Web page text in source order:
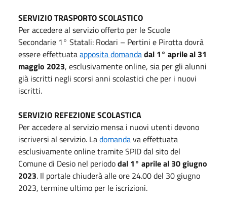
SERVIZIO TRASPORTO SCOLASTICO
Per accedere al servizio offerto per le Scuole
Secondarie 1° Statali: Rodari – Pertini e Pirotta dovrà
essere effettuataapposita domandadal 1° aprile al 31
maggio 2023, esclusivamente online, sia per gli alunni
già iscritti negli scorsi anni scolastici che per i nuovi
iscritti.
SERVIZIO REFEZIONE SCOLASTICA
Per accedere al servizio mensa i nuovi utenti devono
iscriversi al servizio. Ladomandava effettuata
esclusivamente online tramite SPID dal sito del
Comune di Desio nel periododal 1° aprile al 30 giugno
2023. Il portale chiuderà alle ore 24.00 del 30 giugno
2023, termine ultimo per le iscrizioni.